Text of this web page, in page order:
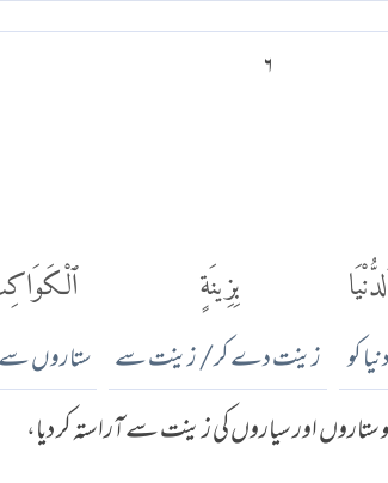
۶
دنیا کو
بِزِينَةٍ
زینت دے کر/ زینت سے ستاروں
اور سیاروں کی زینت سے آراستہ کر دیا،